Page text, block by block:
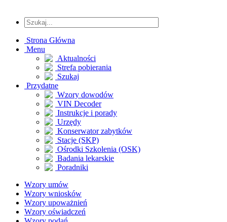
Strona Główna
Menu
Aktualności
Strefa pobierania
Szukaj
Przydatne
Wzory dowodów
VIN Decoder
Instrukcje i porady
Urzędy
Konserwator zabytków
Stacje (SKP)
Ośrodki Szkolenia (OSK)
Badania lekarskie
Poradniki
Wzory umów
Wzory wniosków
Wzory upoważnień
Wzory oświadczeń